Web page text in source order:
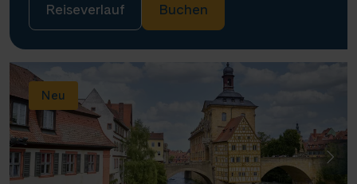
Reiseverlauf
Buchen
Neu